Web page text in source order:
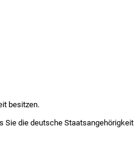
besitzen.
Sie die deutsche Staatsangehörigkeit